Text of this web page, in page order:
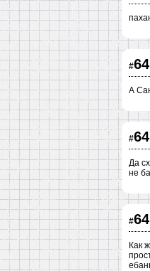
#
А
#
Да
не
#
Как